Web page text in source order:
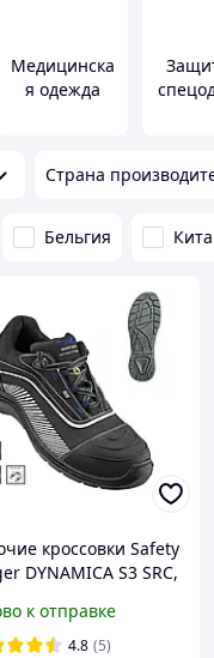
Медицинска
я одежда
Страна
Бельгия
кроссовки Safety
DYNAMICA S3 SRC,
к отправке
4.8 (5)